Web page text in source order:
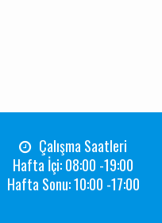
Çalışma Saatleri
Hafta İçi: 08:00 -19:00
Hafta Sonu: 10:00 -17:00